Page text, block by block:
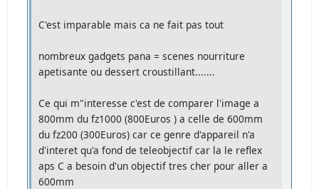
C'est imparable mais ca ne fait pas tout
nombreux gadgets pana = scenes nourriture
apetisante ou dessert croustillant.......
Ce qui m"interesse c'est de comparer l'image a
800mm du fz1000 (800Euros ) a celle de 600mm
du fz200 (300Euros) car ce genre d'appareil n'a
d'interet qu'a fond de teleobjectif car la le reflex
aps C a besoin d'un objectif tres cher pour aller a
600mm